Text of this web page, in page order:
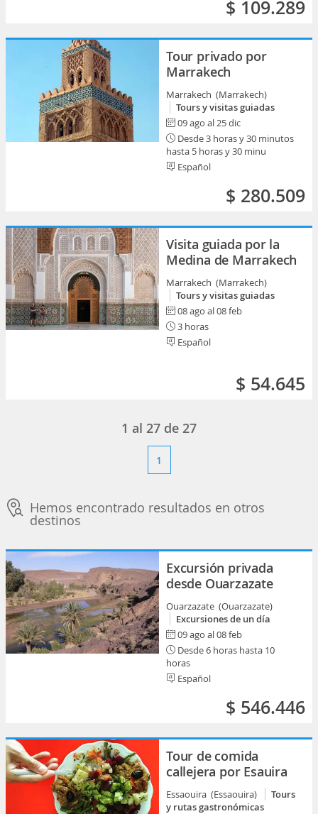
$ 109.289
Tour privado por
Marrakech
Marrakech (Marrakech)
Tours y visitas guiadas
09 ago al 25 dic
Desde 3 horas y 30 minutos
hasta 5 horas y 30 minu
Español
$ 280.509
Visita guiada por la
Medina de Marrakech
Marrakech (Marrakech)
Tours y visitas guiadas
08 ago al 08 feb
3 horas
Español
$ 54.645
1 al 27 de 27
1
Hemos encontrado resultados en otros
destinos
Excursión privada
desde Ouarzazate
Ouarzazate (Ouarzazate)
Excursiones de un día
09 ago al 08 feb
Desde 6 horas hasta 10
horas
Español
$ 546.446
Tour de comida
callejera por Esauira
Essaouira (Essaouira)
Tours
y rutas gastronómicas